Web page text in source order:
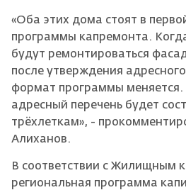
«Оба этих дома стоят в
программы капремонта.
будут ремонтироваться
после утверждения
формат программы меняется.
адресный перечень будет
трёхлеткам», -
Алиханов.
В соответствии с Жилищным
региональная программа